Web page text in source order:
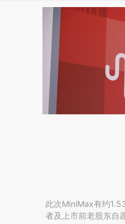
此次MiniMax有约
者及上市前老股东自